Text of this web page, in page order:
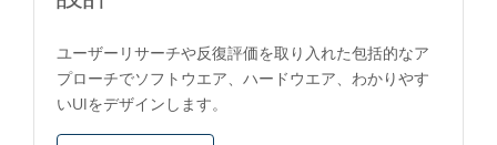
ユーザーリサーチや反復評価を取り入れた包括的なア
プローチでソフトウエア、ハードウエア、わかりやす
いUIをデザインします。